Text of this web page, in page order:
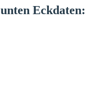
unten Eckdaten: